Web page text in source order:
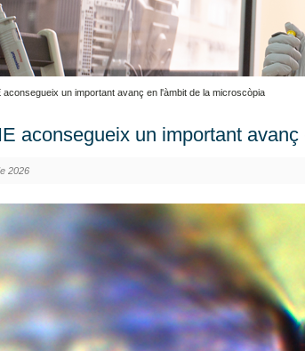
aconsegueix un important avanç en l'àmbit de la microscòpia
aconsegueix un important
2026